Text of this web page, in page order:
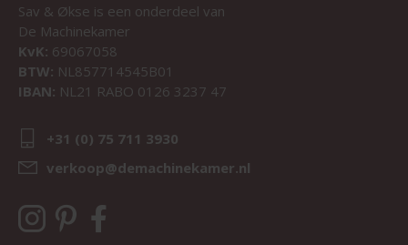
Sav & Økse is een onderdeel van
De Machinekamer
KvK: 69067058
BTW: NL857714545B01
IBAN: NL21 RABO 0126 3237 47
+31 (0) 75 711 3930
verkoop@demachinekamer.nl